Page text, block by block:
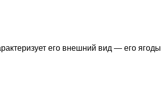
его внешний вид — его ягоды